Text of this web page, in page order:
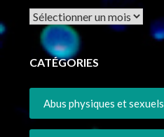
Archives
CATÉGORIES
Abus physiques et sexuels